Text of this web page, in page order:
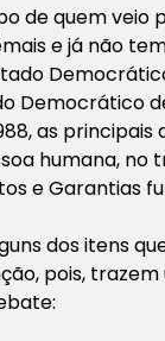
de quem veio
e já não
Democrático
as principais
humana, no
e Garantias
dos itens
pois,